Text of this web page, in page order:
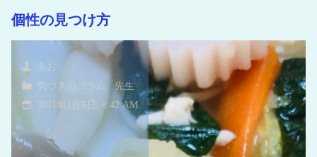
個性の見つけ方
あお
気づきのコラム / 先生
2021年1月5日, 8:42 AM